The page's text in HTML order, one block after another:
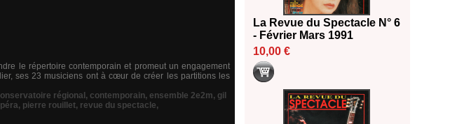
le répertoire contemporain et promeut un engagement
ses 23 musiciens ont à cœur de créer les partitions les
régional , contemporain, ensemble 2e2m, gil
, pierre rouillet, revue du spectacle,
La Revue du Spectacle N° 6
- Février Mars 1991
10,00 €